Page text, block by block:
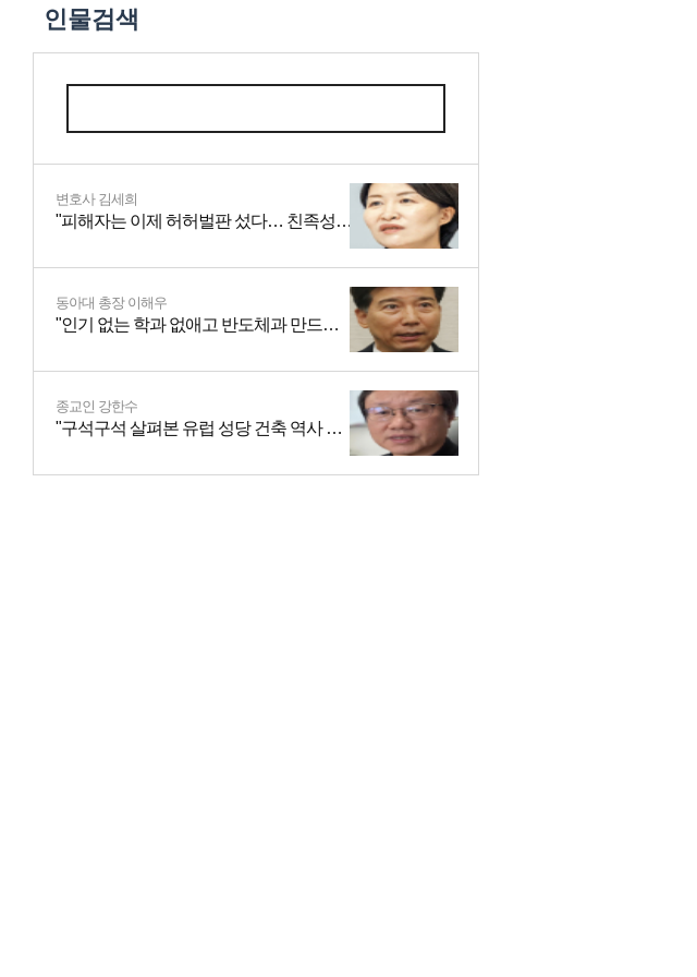
인물검색
변호사 김세희
"피해자는 이제 허허벌판 섰다… 친족성폭력·스토킹…"
동아대 총장 이해우
"인기 없는 학과 없애고 반도체과 만드니, 학생들 늘더라"
종교인 강한수
"구석구석 살펴본 유럽 성당 건축 역사 정리했죠"